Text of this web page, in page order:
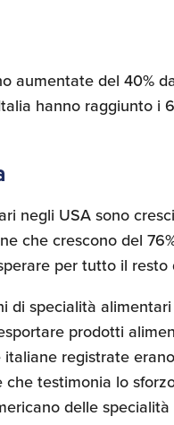
aumentate del 40%
hanno raggiunto i
negli USA sono
che crescono del
per tutto il
di specialità
prodotti
registrate erano
testimonia lo
delle